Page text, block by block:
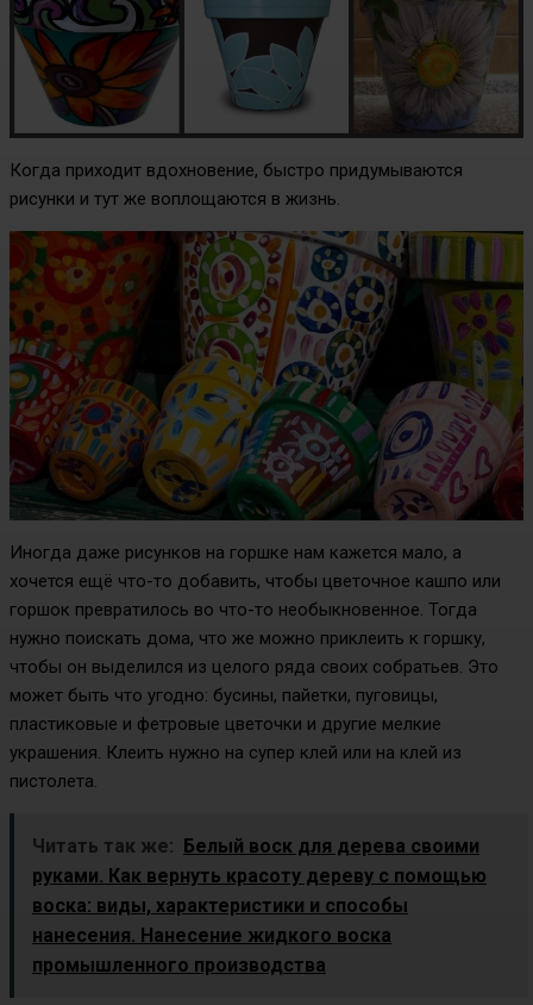
Когда приходит вдохновение, быстро придумываются
рисунки и тут же воплощаются в жизнь.
Иногда даже рисунков на горшке нам кажется мало, а
хочется ещё что-то добавить, чтобы цветочное кашпо или
горшок превратилось во что-то необыкновенное. Тогда
нужно поискать дома, что же можно приклеить к горшку,
чтобы он выделился из целого ряда своих собратьев. Это
может быть что угодно: бусины, пайетки, пуговицы,
пластиковые и фетровые цветочки и другие мелкие
украшения. Клеить нужно на супер клей или на клей из
пистолета.
Читать так же: Белый воск для дерева своими
руками. Как вернуть красоту дереву с помощью
воска: виды, характеристики и способы
нанесения. Нанесение жидкого воска
промышленного производства